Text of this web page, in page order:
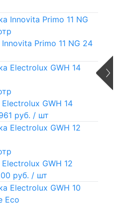
Primo 11 NG 24
GWH 14
руб. / шт
GWH 12
руб. / шт